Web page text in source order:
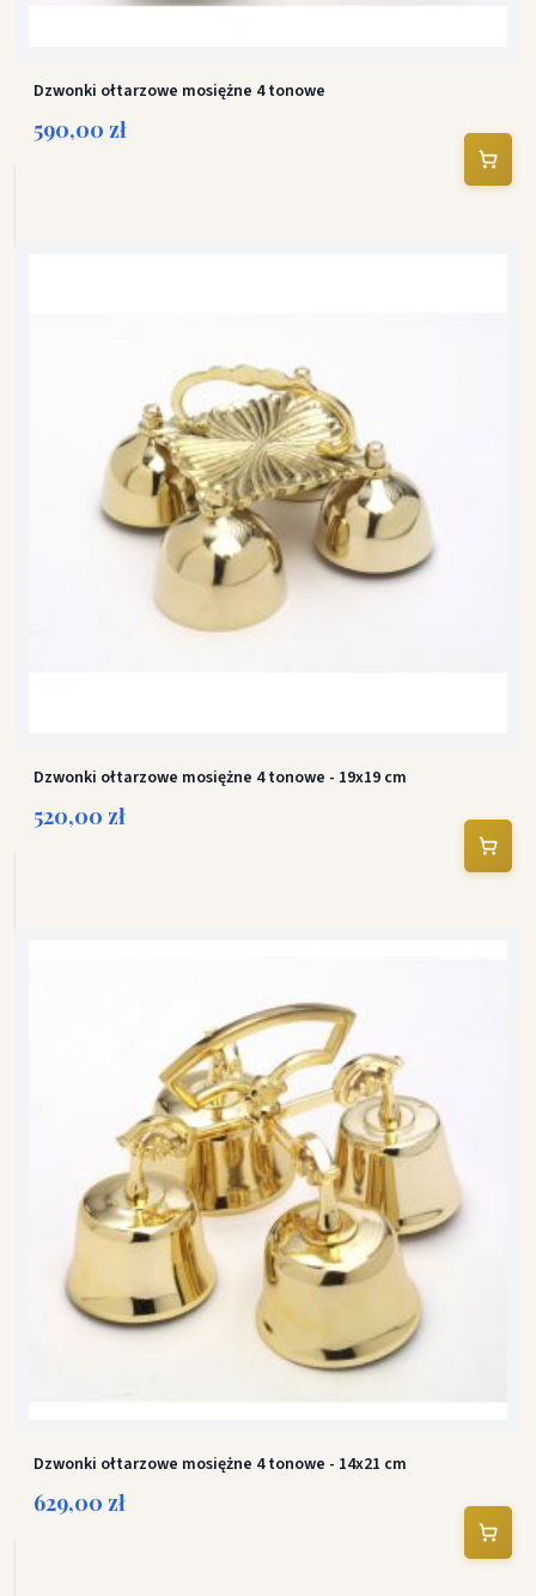
Dzwonki ołtarzowe mosiężne 4 tonowe
590,00 zł
Dzwonki ołtarzowe mosiężne 4 tonowe - 19x19 cm
520,00 zł
Dzwonki ołtarzowe mosiężne 4 tonowe - 14x21 cm
629,00 zł